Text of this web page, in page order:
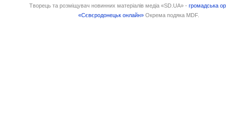
Творець та розміщувач новинних матеріалів медіа «SD.UA» -громадська
«Сєвєродонецьк онлайн» Окрема подяка MDF.